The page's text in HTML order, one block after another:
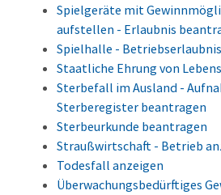
Spielgeräte mit
aufstellen - Erlaubnis
Spielhalle -
Staatliche Ehrung von
Sterbefall im Ausland -
Sterberegister beantragen
Sterbeurkunde beantragen
Straußwirtschaft - Betrieb
Todesfall anzeigen
Überwachungsbedürftiges